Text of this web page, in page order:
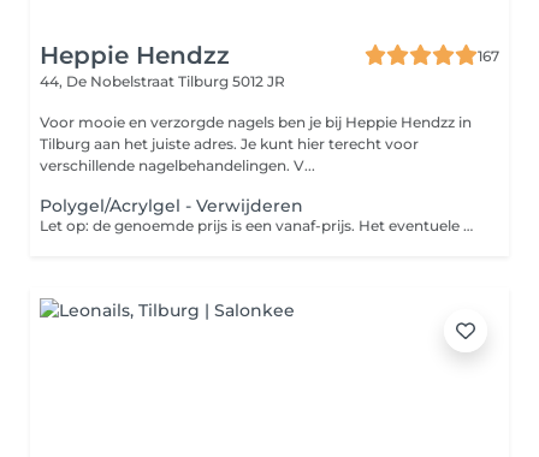
Heppie Hendzz
167
44, De Nobelstraat Tilburg 5012 JR
Voor mooie en verzorgde nagels ben je bij Heppie Hendzz in
Tilburg aan het juiste adres. Je kunt hier terecht voor
verschillende nagelbehandelingen. V...
Polygel/Acrylgel - Verwijderen
Let op: de genoemde prijs is een vanaf-prijs. Het eventuele prijsverschil wordt verrekend in de salon.